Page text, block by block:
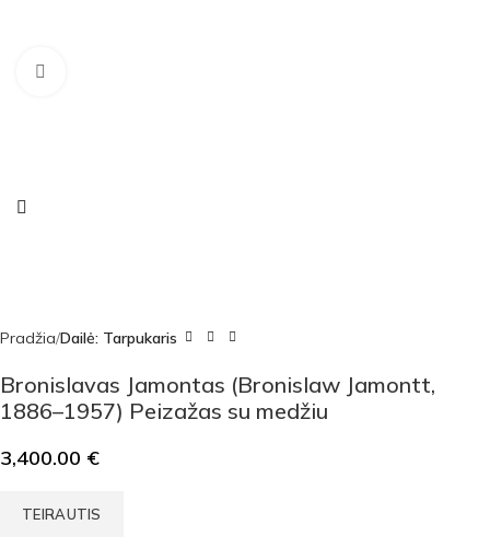
Pradžia Dailė: Tarpukaris
Bronislavas Jamontas (Bronislaw Jamontt,
1886–1957) Peizažas su medžiu
3,400.00 €
TEIRAUTIS